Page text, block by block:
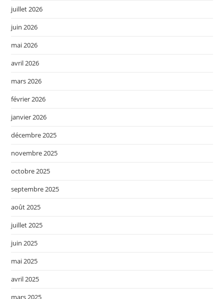
juillet 2026
juin 2026
mai 2026
avril 2026
mars 2026
février 2026
janvier 2026
décembre 2025
novembre 2025
octobre 2025
septembre 2025
août 2025
juillet 2025
juin 2025
mai 2025
avril 2025
mars 2025